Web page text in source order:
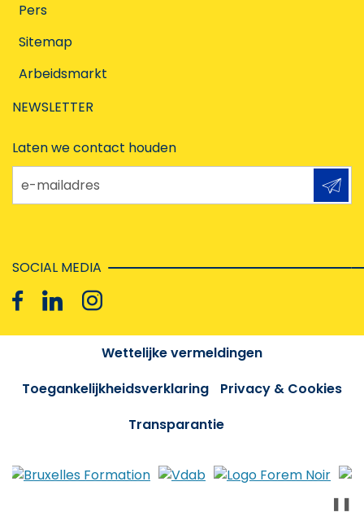
Pers
Sitemap
Arbeidsmarkt
NEWSLETTER
Laten we contact houden
e-mailadres
SOCIAL MEDIA
Wettelijke vermeldingen
Toegankelijkheidsverklaring
Privacy & Cookies
Transparantie
❚❚